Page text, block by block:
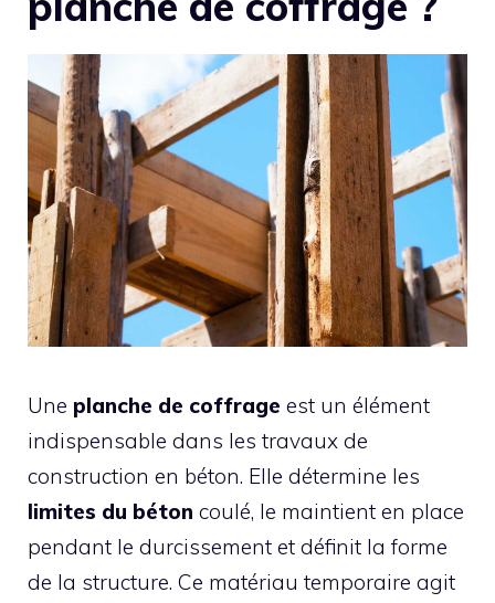
Une planche de coffrage est un élément
indispensable dans les travaux de
construction en béton. Elle détermine les
limites du béton coulé, le maintient en place
pendant le durcissement et définit la forme
de la structure. Ce matériau temporaire agit